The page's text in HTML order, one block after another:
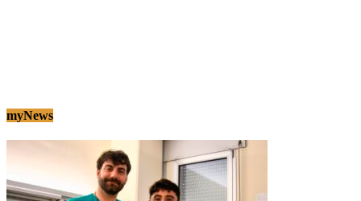
myNews